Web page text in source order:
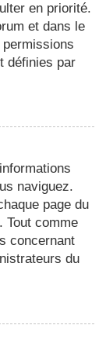
en priorité.
et dans le
permissions
définies par
naviguez.
page du
Tout comme
concernant
du